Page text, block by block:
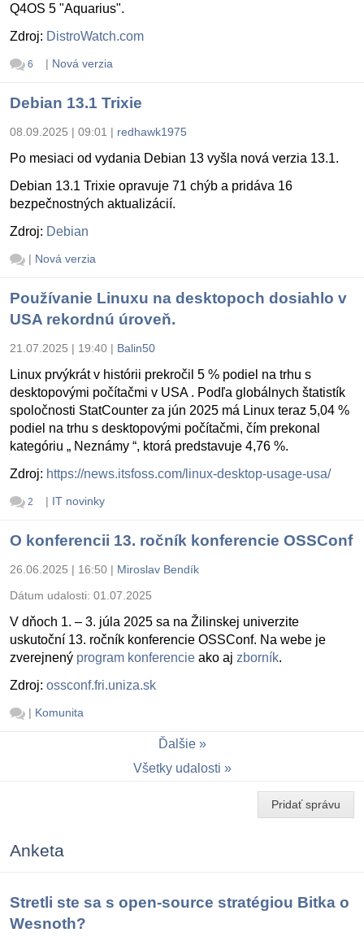
Q4OS 5 "Aquarius".
Zdroj: DistroWatch.com
6 | Nová verzia
Debian 13.1 Trixie
08.09.2025 | 09:01 | redhawk1975
Po mesiaci od vydania Debian 13 vyšla nová verzia 13.1.
Debian 13.1 Trixie opravuje 71 chýb a pridáva 16
bezpečnostných aktualizácií.
Zdroj: Debian
| Nová verzia
Používanie Linuxu na desktopoch dosiahlo v
USA rekordnú úroveň.
21.07.2025 | 19:40 | Balin50
Linux prvýkrát v histórii prekročil 5 % podiel na trhu s
desktopovými počítačmi v USA . Podľa globálnych štatistík
spoločnosti StatCounter za jún 2025 má Linux teraz 5,04 %
podiel na trhu s desktopovými počítačmi, čím prekonal
kategóriu „ Neznámy “, ktorá predstavuje 4,76 %.
Zdroj: https://news.itsfoss.com/linux-desktop-usage-usa/
2 | IT novinky
O konferencii 13. ročník konferencie OSSConf
26.06.2025 | 16:50 | Miroslav Bendík
Dátum udalosti: 01.07.2025
V dňoch 1. – 3. júla 2025 sa na Žilinskej univerzite
uskutoční 13. ročník konferencie OSSConf. Na webe je
zverejnený program konferencie ako aj zborník.
Zdroj: ossconf.fri.uniza.sk
| Komunita
Ďalšie
Všetky udalosti
Pridať správu
Anketa
Stretli ste sa s open-source stratégiou Bitka o
Wesnoth?